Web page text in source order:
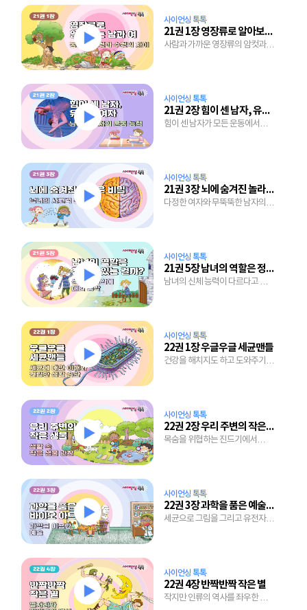
사이언싱 톡톡
21권 1장 영장류로 알아보는 男과 女
사람과 가까운 영장류의 암컷과
사이언싱 톡톡
21권 2장 힘이 센 남자, 유연한 여자
힘이 센 남자가 모든 운동에서
사이언싱 톡톡
21권 3장 뇌에 숨겨진 놀라운 비밀
다정한 여자와 무뚝뚝한 남자의
사이언싱 톡톡
21권 5장 남녀의 역할은 정해져 있는 걸까?
남녀의 신체 능력이 다르다고 하는
사이언싱 톡톡
22권 1장 우글우글 세균맨들
건강을 해치지도 하고 도와주기도
사이언싱 톡톡
22권 2장 우리 주변의 작은 생물
목숨을 위협하는 진드기에서
사이언싱 톡톡
22권 3장 과학을 품은 예술, 바이오 아트
세균으로 그림을 그리고 유전자로
사이언싱 톡톡
22권 4장 반짝반짝 작은 별
작지만 인류의 역사를 좌우한 별